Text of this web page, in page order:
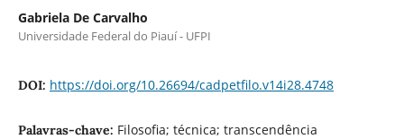
Gabriela De Carvalho
Universidade Federal do Piauí - UFPI
DOI: https://doi.org/10.26694/cadpetfilo.v14i28.4748
Palavras-chave: Filosofia; técnica; transcendência